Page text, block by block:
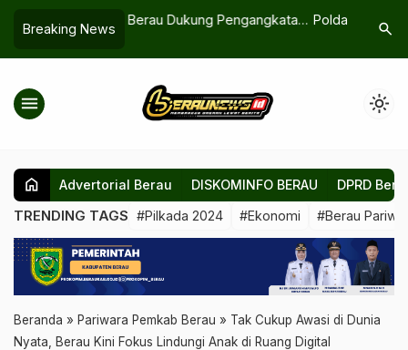
Breaking News
Layar Lebar
Polda Kaltim dan KPU Deklarasikan
Mulai
hingga
search
menu light_mode
home Advertorial Berau DISKOMINFO BERAU DPRD
TRENDING TAGS #Pilkada 2024 #Ekonomi #Berau
Beranda » Pariwara Pemkab Berau » Tak Cukup Awasi di Dunia
Nyata, Berau Kini Fokus Lindungi Anak di Ruang Digital